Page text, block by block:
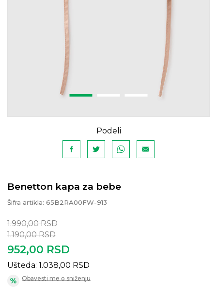
Podeli
Benetton kapa za bebe
Šifra artikla: 65B2RA00FW-913
1.990,00 RSD
1.190,00 RSD
952,00 RSD
Ušteda: 1.038,00 RSD
Obavesti me o sniženju